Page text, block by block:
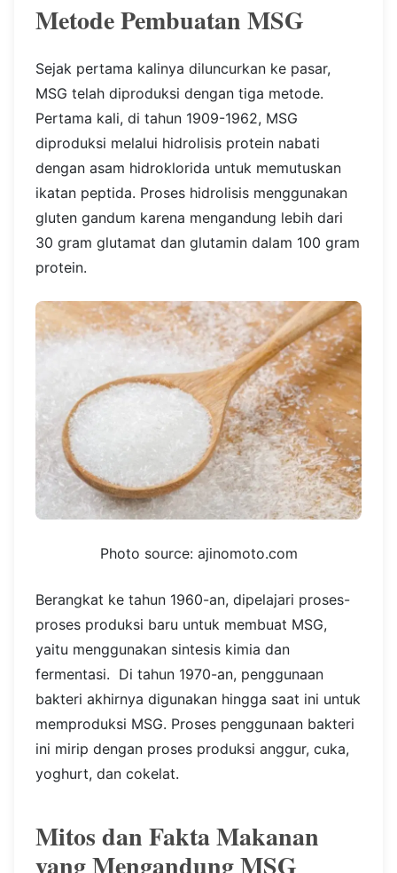
Metode Pembuatan MSG
Sejak pertama kalinya diluncurkan ke pasar,
MSG telah diproduksi dengan tiga metode.
Pertama kali, di tahun 1909-1962, MSG
diproduksi melalui hidrolisis protein nabati
dengan asam hidroklorida untuk memutuskan
ikatan peptida. Proses hidrolisis menggunakan
gluten gandum karena mengandung lebih dari
30 gram glutamat dan glutamin dalam 100 gram
protein.
Photo source: ajinomoto.com
Berangkat ke tahun 1960-an, dipelajari proses-
proses produksi baru untuk membuat MSG,
yaitu menggunakan sintesis kimia dan
fermentasi. Di tahun 1970-an, penggunaan
bakteri akhirnya digunakan hingga saat ini untuk
memproduksi MSG. Proses penggunaan bakteri
ini mirip dengan proses produksi anggur, cuka,
yoghurt, dan cokelat.
Mitos dan Fakta Makanan